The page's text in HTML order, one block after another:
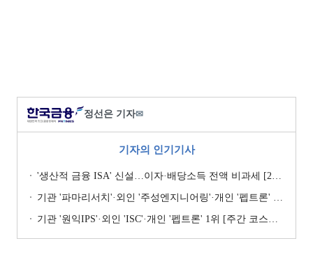
정선은 기자✉
기자의 인기기사
'생산적 금융 ISA' 신설…이자·배당소득 전액 비과세 [2026 세제개편안]
기관 '파마리서치'·외인 '주성엔지니어링'·개인 '펩트론' 1위 [주간 코스닥 순매수- 2026년 7월27일~7월31일]
기관 '원익IPS'·외인 'ISC'·개인 '펩트론' 1위 [주간 코스닥 순매수- 2026년 7월6일~7월10일]